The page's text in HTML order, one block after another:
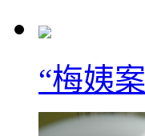
“梅姨